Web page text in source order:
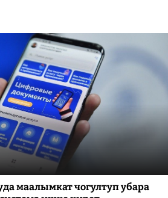
маалымкат чогултуп убара